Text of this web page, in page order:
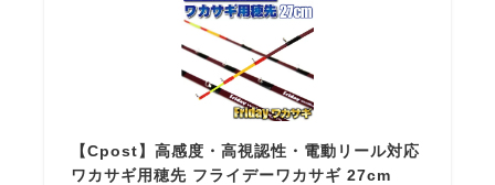
【Cpost】高感度・高視認性・電動リール対応
ワカサギ用穂先 フライデーワカサギ 27cm